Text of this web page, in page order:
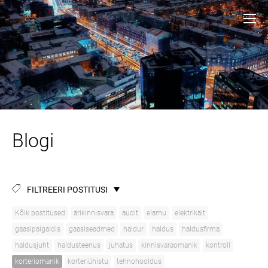
Blogi
FILTREERI POSTITUSI
Kõik postitused ärikinnisvara audit elamu
elektrikäit
gaasipaigaldis
gaasiseadmed haldur haldus
haldusfirma
haldusjuht
haldusteenus juhatus kinnisvaraomanik
kontroll
korteriomanik
korteriühistu tehnohooldus